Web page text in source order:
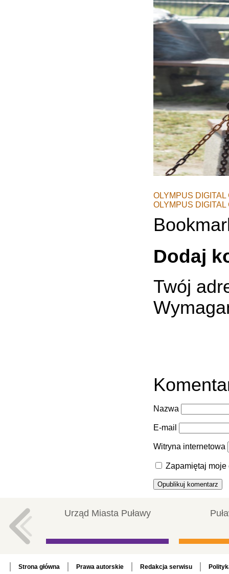
OLYMPUS DIGITAL
OLYMPUS DIGITAL
Dodaj
Twój
Nazwa
E-mail
Witryna internetowa
Zapamiętaj moje
Urząd Miasta Puławy
Strona główna Prawa autorskie Redakcja serwisu